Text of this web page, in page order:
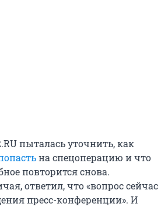
пыталась уточнить, как
на спецоперацию и что
повторится снова.
ответил, что «вопрос сейчас
пресс-конференции». И